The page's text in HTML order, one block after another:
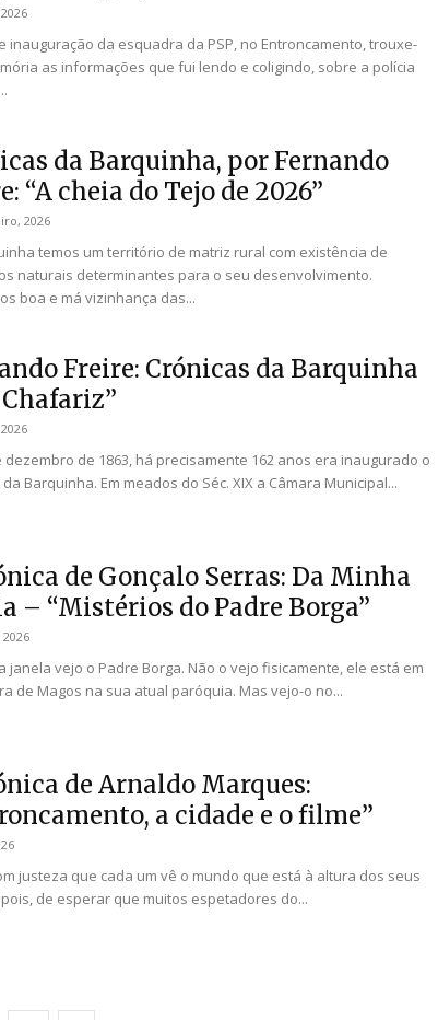
inauguração da esquadra da PSP, no Entroncamento, trouxe-
as informações que fui lendo e coligindo, sobre a polícia
da Barquinha, por Fernando
“A cheia do Tejo de 2026”
2026
temos um território de matriz rural com existência de
naturais determinantes para o seu desenvolvimento.
boa e má vizinhança das...
Freire: Crónicas da Barquinha
Chafariz”
dezembro de 1863, há precisamente 162 anos era inaugurado o
Barquinha. Em meados do Séc. XIX a Câmara Municipal...
de Gonçalo Serras: Da Minha
– “Mistérios do Padre Borga”
janela vejo o Padre Borga. Não o vejo fisicamente, ele está em
de Magos na sua atual paróquia. Mas vejo-o no...
de Arnaldo Marques:
a cidade e o filme”
justeza que cada um vê o mundo que está à altura dos seus
pois, de esperar que muitos espetadores do...